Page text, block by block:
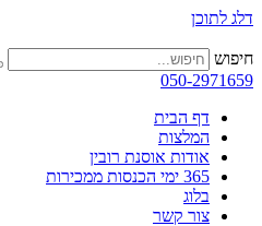
דלג לתוכן
חיפוש
050-2971659
דף הבית
המלצות
אודות אוסנת רובין
365 ימי הכנסות ממכירות
בלוג
צור קשר